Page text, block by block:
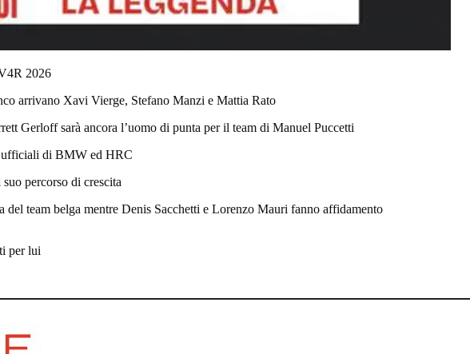
2026
arrivano Xavi Vierge, Stefano Manzi e Mattia Rato
Gerloff sarà ancora l’uomo di punta per il team di Manuel Puccetti
ufficiali di BMW ed HRC
percorso di crescita
del team belga mentre Denis Sacchetti e Lorenzo Mauri fanno affidamento
per lui